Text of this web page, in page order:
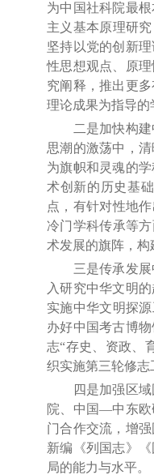
为中国社科院最
主义基本原理研
坚持以党的创新
性思想观点、原
究阐释，推出更
理论成果为指导的
二是加快构建中
思潮的激荡中，
为旗帜和灵魂的
术创新的历史基
点，有针对性地
冷门学科传承等
术发展的旗阵，构
三是传承发展中
入研究中华文明
实施中华文明探
办好中国考古博
志“存史、资政、
织实施第三轮修志
四是加强区域国
院、中国—中东欧
门合作交流，增
新编《列国志》
局的能力与水平。